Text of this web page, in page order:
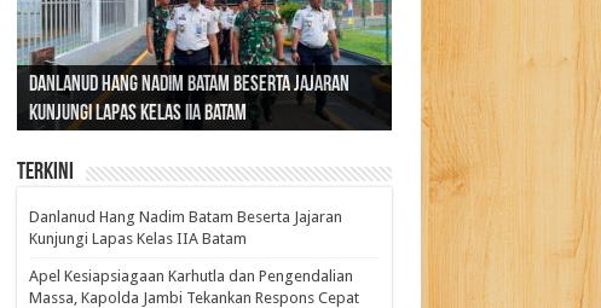
Danlanud Hang Nadim Batam Beserta Jajaran
Kunjungi Lapas Kelas IIA Batam
Silaturahmi dan Reses Komite I DPD RI di Polda
Jambi Bahas Sinergitas Penanganan Narkotika
Gubernur Al Haris: Lomba Cerdas Cermat Sarana
Edukasi Pembentukan Karakter Generasi
Penerus
Gubernur Al Haris Dorong Koperasi Merah Putih
Cepat Beroperasi Agar Bisa Layani Masyarakat
Penuhi Kebutuhannya
Sosok Fenomenal yang Menggetarkan
Nusantara: Ratu Wangsa, Wanita Berkelas
dengan Pengaruh Internasional
Terkini
Danlanud Hang Nadim Batam Beserta Jajaran
Kunjungi Lapas Kelas IIA Batam
Apel Kesiapsiagaan Karhutla dan Pengendalian
Massa, Kapolda Jambi Tekankan Respons Cepat